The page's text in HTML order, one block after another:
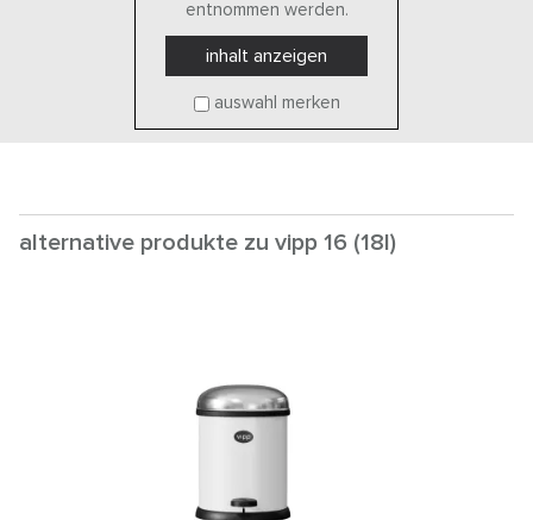
entnommen werden.
inhalt anzeigen
auswahl merken
alternative produkte zu vipp 16 (18l)